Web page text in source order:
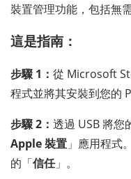
裝置管理功能，包括無
這是指南：
步驟 1： 從 Microsoft
程式並將其安裝到您的
步驟 2： 透過 USB 將您
Apple 裝置 」應用程式
的「信任」。